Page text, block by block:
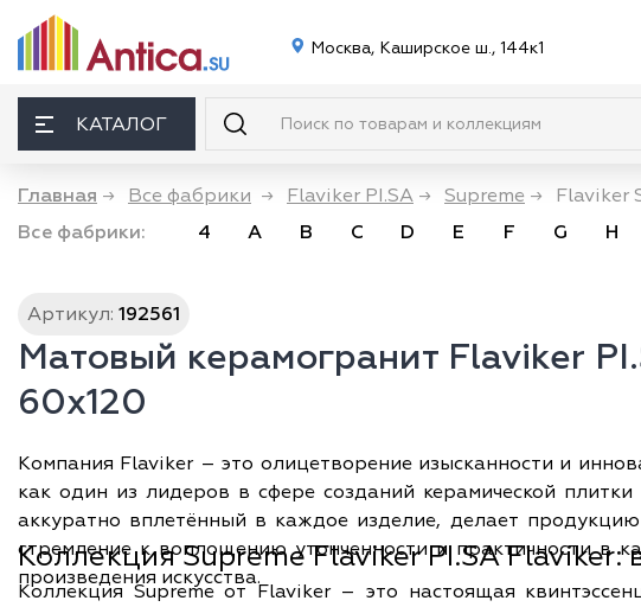
Москва, Каширское ш., 144к1
КАТАЛОГ
Главная → Все фабрики → Flaviker PI.SA → Supreme →
Flaviker
Все фабрики:
4 A B C D E F G H
Артикул: 192561
Матовый керамогранит Flaviker
60x120
Компания Flaviker – это олицетворение изысканности и
как один из лидеров в сфере созданий керамической
аккуратно вплетённый в каждое изделие, делает
стремление к воплощению утонченности и практичности в
произведения искусства.
КоллекцияSupreme Flaviker PI.SAFlaviker:
Коллекция Supreme от Flaviker – это настоящая